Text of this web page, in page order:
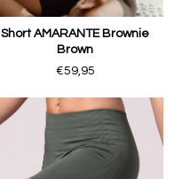
Short AMARANTE Brownie
Brown
€59,95